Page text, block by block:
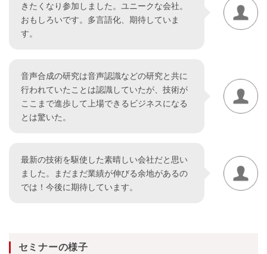
きたくなり参加しました。ユニークな会社。
おもしろいです。多言語化、期待していま
す。
音声合成の研究は音声認識などの研究と共に
行われていたことは認識していたが、技術が
ここまで進歩して上場できるビジネスになる
とは驚いた。
最新の技術を駆使した素晴しい会社だと思い
ました。まだまだ業績が伸びる余地があるの
では！今後に期待しています。
セミナーの様子